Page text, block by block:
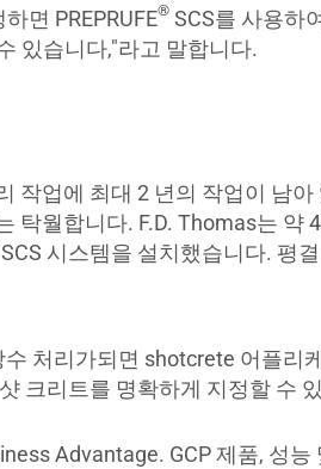
면 PREPRUFE® SCS를 사용하
있습니다,"라고 말합니다.
작업에 최대 2 년의 작업이 남아
탁월합니다. F.D. Thomas는 약
SCS 시스템을 설치했습니다. 평
처리가되면 shotcrete 어플리
크리트를 명확하게 지정할 수
Advantage. GCP 제품, 성능